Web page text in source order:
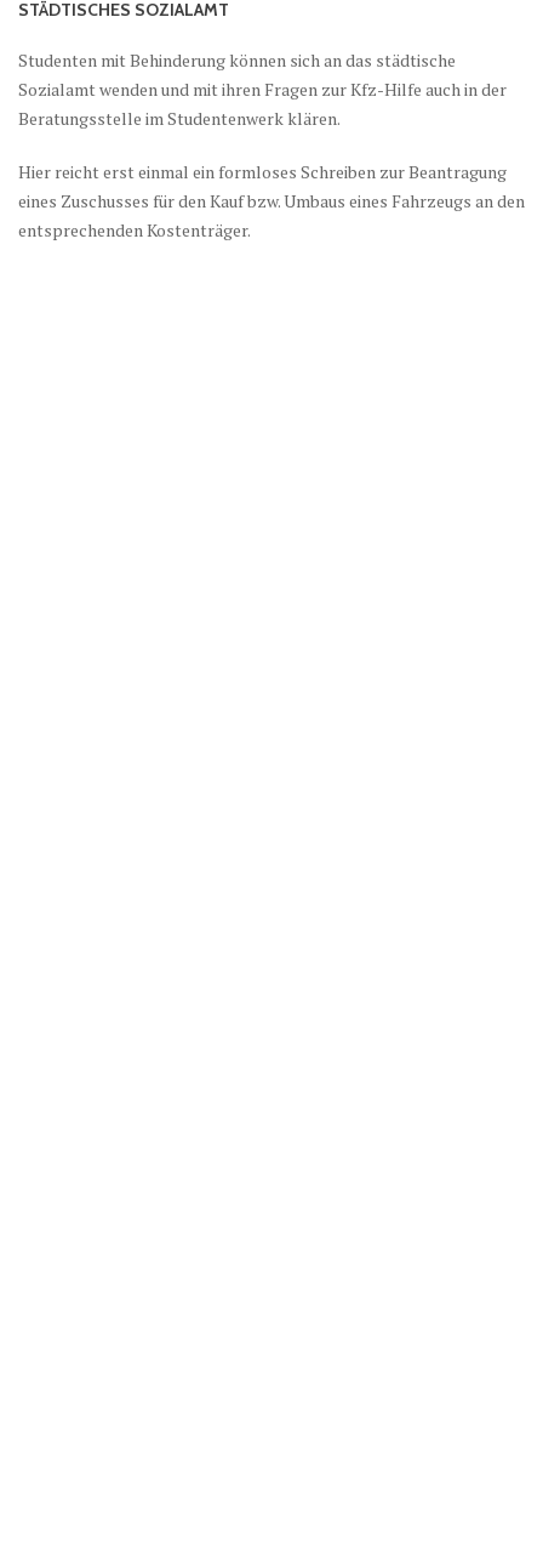
STÄDTISCHES SOZIALAMT
Studenten mit Behinderung können sich an das städtische
Sozialamt wenden und mit ihren Fragen zur Kfz-Hilfe auch in der
Beratungsstelle im Studentenwerk klären.
Hier reicht erst einmal ein formloses Schreiben zur Beantragung
eines Zuschusses für den Kauf bzw. Umbaus eines Fahrzeugs an den
entsprechenden Kostenträger.